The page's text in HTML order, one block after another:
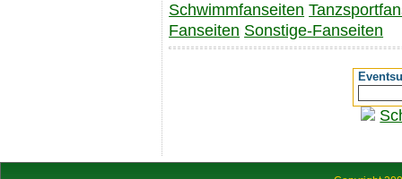
Schwimmfanseiten
Fanseiten Sonstige-Fanseiten